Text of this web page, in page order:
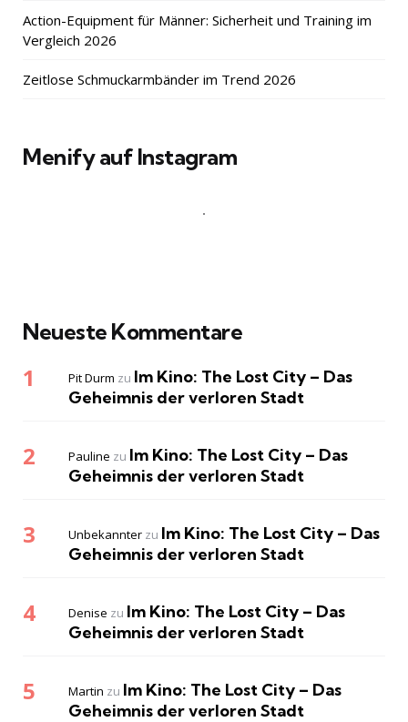
Action-Equipment für Männer: Sicherheit und Training im
Vergleich 2026
Zeitlose Schmuckarmbänder im Trend 2026
Menify auf Instagram
Neueste Kommentare
Pit Durm zu Im Kino: The Lost City – Das
Geheimnis der verloren Stadt
Pauline zu Im Kino: The Lost City – Das
Geheimnis der verloren Stadt
Unbekannter zu Im Kino: The Lost City – Das
Geheimnis der verloren Stadt
Denise zu Im Kino: The Lost City – Das
Geheimnis der verloren Stadt
Martin zu Im Kino: The Lost City – Das
Geheimnis der verloren Stadt